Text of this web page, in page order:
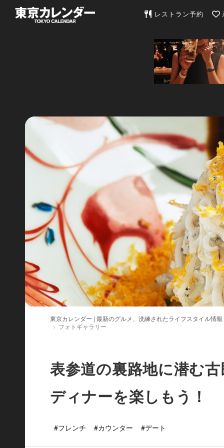
東京カレンダー | 最新
レストラン予約
東京カレンダー | 最新のグルメ、洗練されたライフスタイル情報
フォトギャラリー
表参道の裏路地に潜む
ディナーを楽しもう！
#フレンチ #カウンター #デート